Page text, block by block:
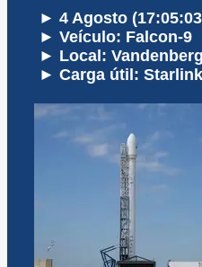
► 4 Agosto
► Veículo: Falcon-9
► Local:
► Carga útil: